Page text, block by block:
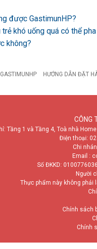
được GastimunHP?
khó uống quá có thể
không?
GASTIMUNHP HƯỚNG DẪN ĐẶT
CÔNG
Tầng 1 và Tầng 4, Toà nhà Home
Điện thoại:
Chi
Email :
Số ĐKKD:
Người
Thực phẩm này không phải
Chính sách
Chính